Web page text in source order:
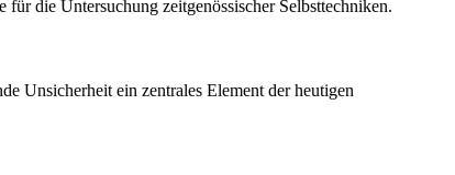
die Untersuchung zeitgenössischer Selbsttechniken.
Unsicherheit ein zentrales Element der heutigen